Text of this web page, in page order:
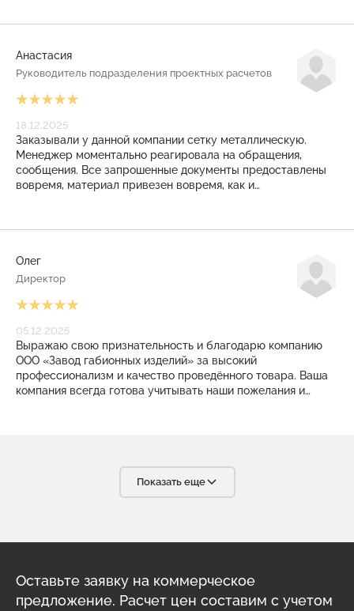
Анастасия
Руководитель подразделения проектных расчетов
18.12.2025
Заказывали у данной компании сетку металлическую.
Менеджер моментально реагировала на обращения,
сообщения. Все запрошенные документы предоставлены
вовремя, материал привезен вовремя, как и
также выставлены своевременно. Приятное, плодотворное
Олег
Директор
05.12.2025
Выражаю свою признательность и благодарю компанию
ООО «Завод габионных изделий» за высокий
профессионализм и качество проведённого товара. Ваша
компания всегда готова учитывать наши пожелания и
высококвалифицированного партнёра, что очень важно в
условиях современного бизнеса. С радостью будем
рекомендовать вашу компанию своим партнёрам.
Показать еще
Оставьте заявку на коммерческое
предложение. Расчет цен составим с учетом